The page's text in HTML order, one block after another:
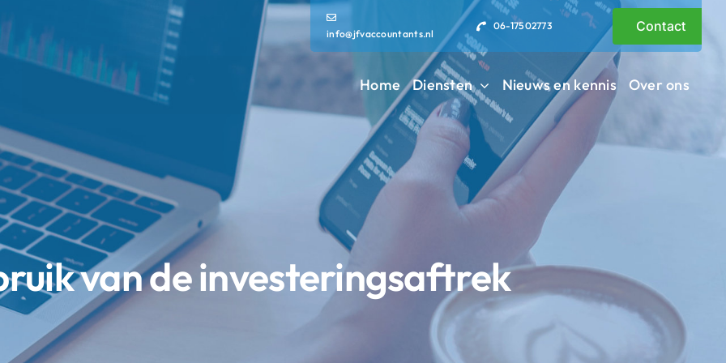
info@jfvaccountants.nl
06-17502773 Contact
Home Diensten Nieuws en kennis Over ons
van de investeringsaftrek